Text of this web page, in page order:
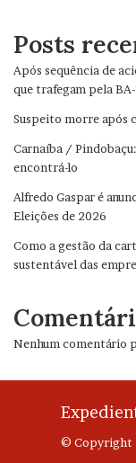
Posts
Após sequência de
que trafegam pela
Suspeito morre após
Carnaíba /
encontrá-lo
Alfredo Gaspar é
Eleições de 2026
Como a gestão da
sustentável das
Nenhum comentário
© Copyright